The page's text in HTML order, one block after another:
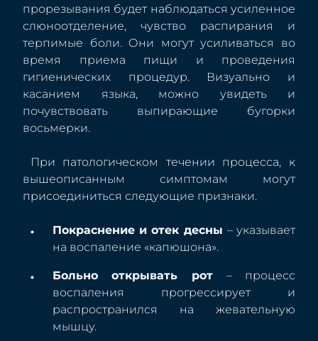
прорезывания будет наблюдаться усиленное
слюноотделение, чувство распирания и
терпимые боли. Они могут усиливаться во
время приема пищи и проведения
гигиенических процедур. Визуально и
касанием языка, можно увидеть и
почувствовать выпирающие бугорки
восьмерки.
При патологическом течении процесса, к
вышеописанным симптомам могут
присоединиться следующие признаки.
Покраснение и отек десны – указывает
на воспаление «капюшона».
Больно открывать рот – процесс
воспаления прогрессирует и
распространился на жевательную
мышцу.